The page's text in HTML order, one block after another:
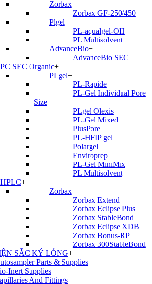
Zorbax+
Zorbax GF-250/450
Plgel+
PL-aqualgel-OH
PL Multisolvent
AdvanceBio+
AdvanceBio SEC
SEC Organic+
PLgel+
PL-Rapide
PL-Gel Individual Pore
Size
PLgel Olexis
PL-Gel Mixed
PlusPore
PL-HFIP gel
Polargel
Enviroprep
PL-Gel MiniMix
PL Multisolvent
+
Zorbax+
Zorbax Extend
Zorbax Eclipse Plus
Zorbax StableBond
Zorbax Eclipse XDB
Zorbax Bonus-RP
Zorbax 300StableBond
SẮC KÝ LỎNG+
Parts & Supplies
Inert Supplies
And Fittings